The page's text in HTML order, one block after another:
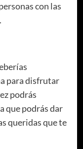
con las
para disfrutar
podrás
que podrás dar
queridas que te